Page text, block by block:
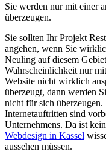
Sie werden nur mit einer
überzeugen.
Sie sollten Ihr Projekt
angehen, wenn Sie
Neuling auf diesem
Wahrscheinlichkeit nur
Website nicht wirklich
überzeugt, dann werden
nicht für sich
Internetauftritten sind
Unternehmens. Da ist
Webdesign in Kassel
aussehen müssen.